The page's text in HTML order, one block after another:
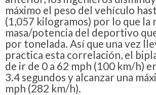
máximo el peso del vehículo
(1,057 kilogramos) por lo que la
masa/potencia del deportivo
por tonelada. Así que una vez
practica esta correlación, el
de ir de 0 a 62 mph (100 km/h)
3.4 segundos y alcanzar una
mph (282 km/h).